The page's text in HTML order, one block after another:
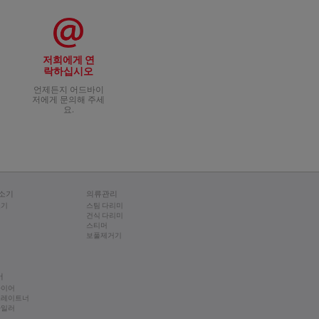
이며 조리기구의 성능에는 영
로는 오르지 않게 해야 합니
, 금속 조리 도구를 사용할 때는
. 날카로운 도구로 들러붙지 않
급적 중간 온도에서 요리하세
필요하지 않습니다.
세요. 많은 양의 지방을 첨가하
라도 주방용품의 성능은 모든
혼합물이 팬에서 가열되면서
팬이 새 것처럼 원래로 돌아옵
사용해 세척할 수 있습니다.
으키거나 눌어붙을 수 있으므
/구리 전용 세제로 조리기구를
하는 경우 타블렛이나 캡슐 타
으로 인해 약해지고 변색될 수
는 경우 액상형이나 젤형 등
뜻함) 그런 다음 소량의 식용
과열되면 눌러붙지 않는 코팅
에 도달했음을 알려줍니다. 열
기능이 사라지지 않고 최고의
어 팬이 휘고 뒤틀린 것입니다.
변화는 금속이 휘게 만들어 바
삼발이가 필요할 수 있는데,
태 변형이 일어날 수 있습니다
용하고 관리하면 여러 번 사용
하는 것입니다. 자석이 프라
드리기 어렵습니다. 코팅의
도 자제하는 것이 좋습니다. 불
것을 권장합니다.
저희에게 연
락하십시오
언제든지 어드바이
저에게 문의해 주세
요.
기 의류관리
스팀 다리미
건식 다리미
스티머
보풀제거기
어
이트너
러